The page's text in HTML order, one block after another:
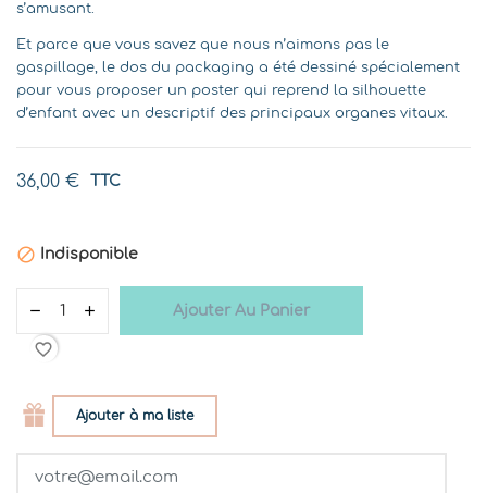
s’amusant.
Et parce que vous savez que nous n’aimons pas le
gaspillage, le dos du packaging a été dessiné spécialement
pour vous proposer un poster qui reprend la silhouette
d’enfant avec un descriptif des principaux organes vitaux.
36,00 € TTC
 Indisponible
Ajouter Au Panier
favorite_border
Ajouter à ma liste